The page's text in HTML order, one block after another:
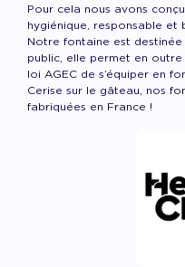
Pour cela nous avons
hygiénique, responsable et
Notre fontaine est
public, elle permet en
loi AGEC de s’équiper en
Cerise sur le gâteau, nos
fabriquées en France !